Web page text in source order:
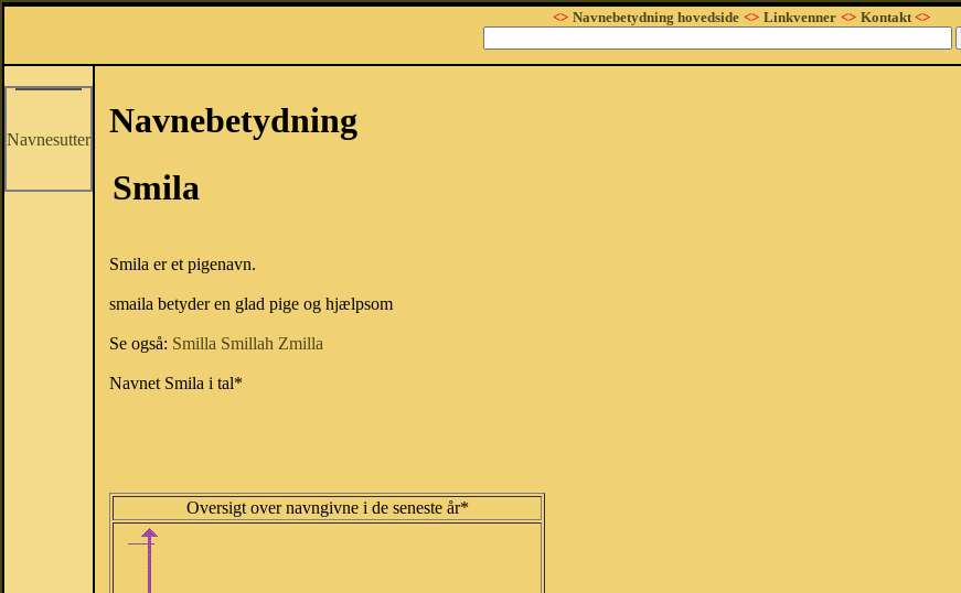
<> Navnebetydning hovedside <> Linkvenner <> Kontakt<>
Navnesutter
Navnebetydning
Smila
Smila er et pigenavn.
smaila betyder en glad pige og hjælpsom
Se også: Smilla Smillah Zmilla
Navnet Smila i tal*
Oversigt over navngivne i de seneste år*